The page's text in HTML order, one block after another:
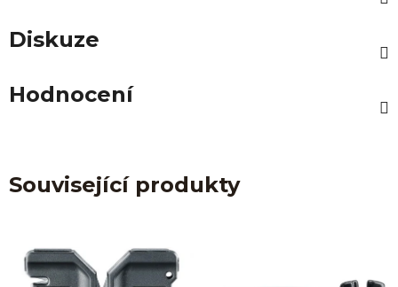
Diskuze
Hodnocení
Související produkty